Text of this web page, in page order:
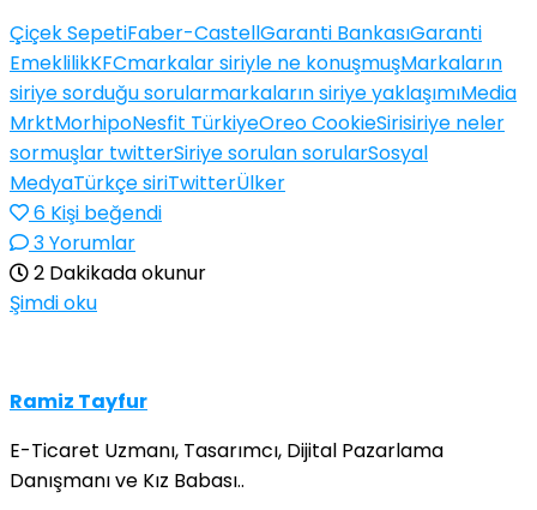
Çiçek SepetiFaber-CastellGaranti BankasıGaranti
EmeklilikKFCmarkalar siriyle ne konuşmuşMarkaların
siriye sorduğu sorularmarkaların siriye yaklaşımıMedia
MrktMorhipoNesfit TürkiyeOreo CookieSirisiriye neler
sormuşlar twitterSiriye sorulan sorularSosyal
MedyaTürkçe siriTwitterÜlker
6 Kişi beğendi
3 Yorumlar
2 Dakikada okunur
Şimdi oku
Ramiz Tayfur
E-Ticaret Uzmanı, Tasarımcı, Dijital Pazarlama
Danışmanı ve Kız Babası..